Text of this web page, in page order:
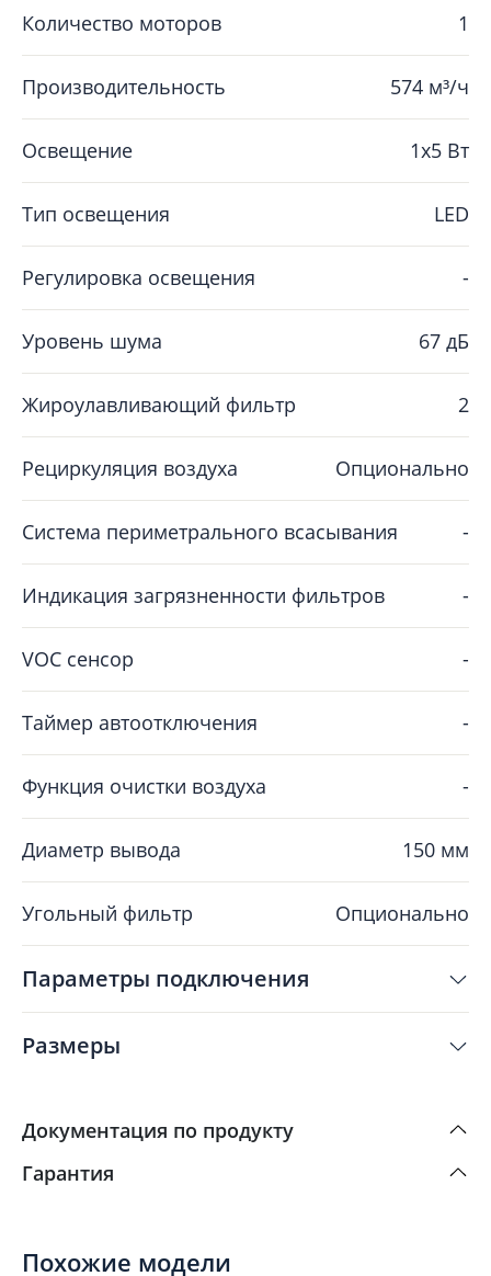
Количество моторов 1
Производительность 574 м³/ч
Освещение 1x5 Вт
Тип освещения LED
Регулировка освещения -
Уровень шума 67 дБ
Жироулавливающий фильтр 2
Рециркуляция воздуха Опционально
Система периметрального всасывания -
Индикация загрязненности фильтров -
VOC сенсор -
Таймер автоотключения -
Функция очистки воздуха -
Диаметр вывода 150 мм
Угольный фильтр Опционально
Параметры подключения
Размеры
Документация по продукту
Гарантия
Похожие модели